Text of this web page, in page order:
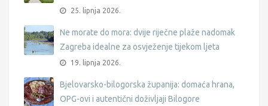
25. lipnja 2026.
Ne morate do mora: dvije riječne plaže nadomak
Zagreba idealne za osvježenje tijekom ljeta
19. lipnja 2026.
Bjelovarsko-bilogorska županija: domaća hrana,
OPG-ovi i autentični doživljaji Bilogore